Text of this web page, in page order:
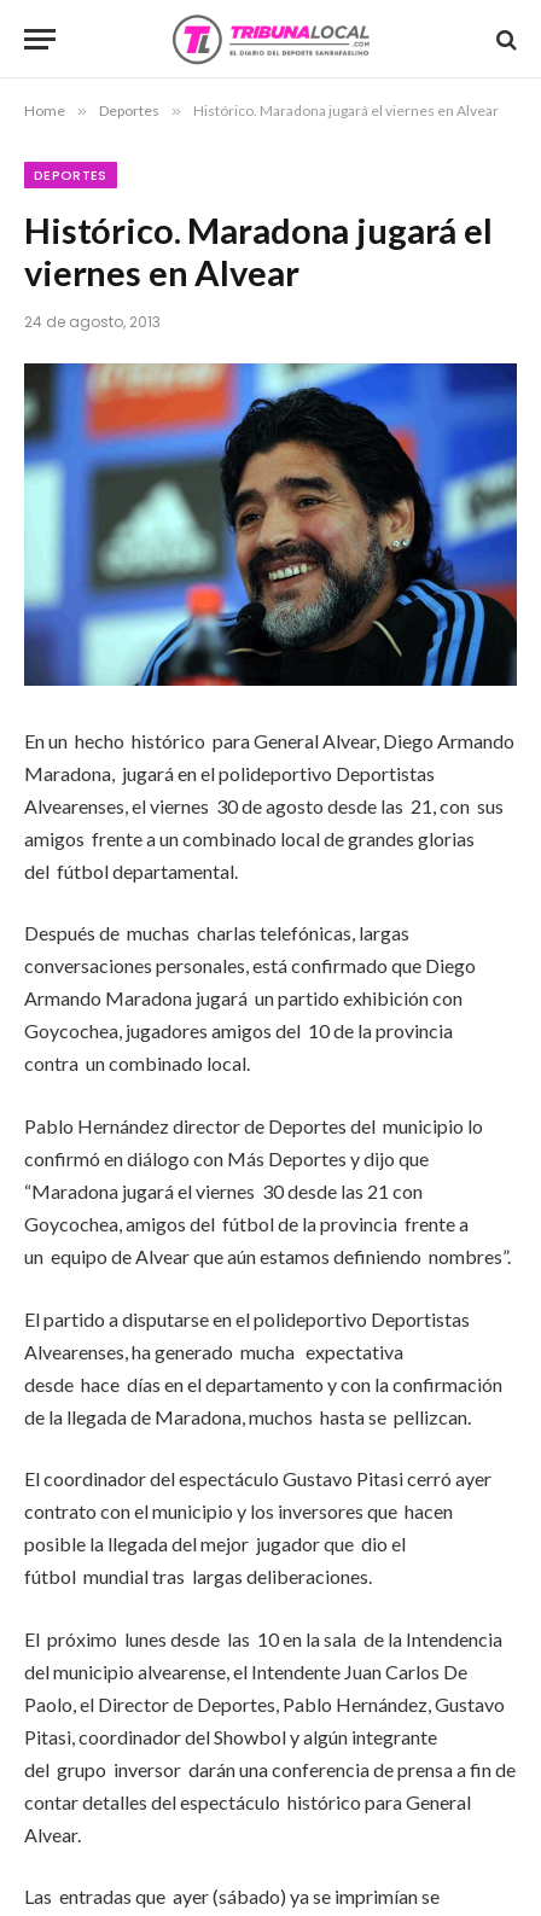
Home » Deportes » Histórico. Maradona jugará el viernes en Alvear
DEPORTES
Histórico. Maradona jugará el
viernes en Alvear
24 de agosto, 2013
En un hecho histórico para General Alvear, Diego Armando
Maradona, jugará en el polideportivo Deportistas
Alvearenses, el viernes 30 de agosto desde las 21, con sus
amigos frente a un combinado local de grandes glorias
del fútbol departamental.
Después de muchas charlas telefónicas, largas
conversaciones personales, está confirmado que Diego
Armando Maradona jugará un partido exhibición con
Goycochea, jugadores amigos del 10 de la provincia
contra un combinado local.
Pablo Hernández director de Deportes del municipio lo
confirmó en diálogo con Más Deportes y dijo que
“Maradona jugará el viernes 30 desde las 21 con
Goycochea, amigos del fútbol de la provincia frente a
un equipo de Alvear que aún estamos definiendo nombres”.
El partido a disputarse en el polideportivo Deportistas
Alvearenses, ha generado mucha expectativa
desde hace días en el departamento y con la confirmación
de la llegada de Maradona, muchos hasta se pellizcan.
El coordinador del espectáculo Gustavo Pitasi cerró ayer
contrato con el municipio y los inversores que hacen
posible la llegada del mejor jugador que dio el
fútbol mundial tras largas deliberaciones.
El próximo lunes desde las 10 en la sala de la Intendencia
del municipio alvearense, el Intendente Juan Carlos De
Paolo, el Director de Deportes, Pablo Hernández, Gustavo
Pitasi, coordinador del Showbol y algún integrante
del grupo inversor darán una conferencia de prensa a fin de
contar detalles del espectáculo histórico para General
Alvear.
Las entradas que ayer (sábado) ya se imprimían se